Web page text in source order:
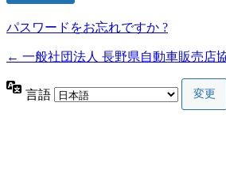
パスワードをお忘れですか ?
← 一般社団法人 長野県自動車販売店
言語